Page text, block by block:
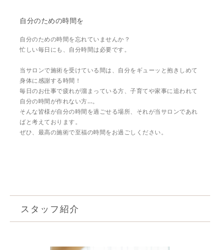
自分のための時間を
自分のための時間を忘れていませんか？
忙しい毎日にも、自分時間は必要です。
当サロンで施術を受けている間は、自分をギューッと抱きしめて
身体に感謝する時間！
毎日のお仕事で疲れが溜まっている方、子育てや家事に追われて
自分の時間が作れない方…。
そんな皆様が自分の時間を過ごせる場所、それが当サロンであれ
ばと考えております。
ぜひ、最高の施術で至福の時間をお過ごしください。
スタッフ紹介